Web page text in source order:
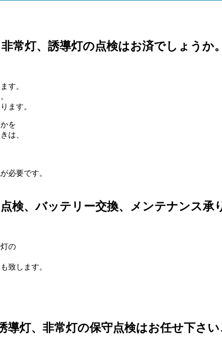
非常灯、誘導灯の点検はお済でしょうか。
す。
ます。
を
は、
必要です。
検、バッテリー交換、メンテナンス承
の
致します。
導灯、非常灯の保守点検はお任せ下さい